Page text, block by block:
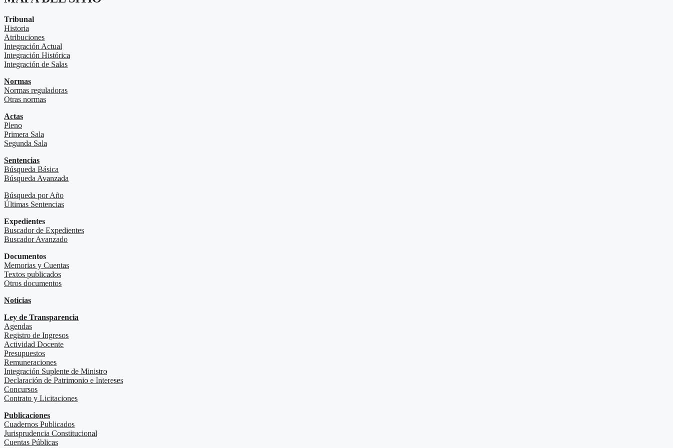
Tribunal
Historia
Atribuciones
Integración Actual
Integración Histórica
Integración de Salas
Normas
Normas reguladoras
Otras normas
Actas
Pleno
Primera Sala
Segunda Sala
Sentencias
Búsqueda Básica
Búsqueda Avanzada
Búsqueda por Año
Últimas Sentencias
Expedientes
Buscador de Expedientes
Buscador Avanzado
Documentos
Memorias y Cuentas
Textos publicados
Otros documentos
Noticias
Ley de Transparencia
Agendas
Registro de Ingresos
Actividad Docente
Presupuestos
Remuneraciones
Integración Suplente de Ministro
Declaración de Patrimonio e Intereses
Concursos
Contrato y Licitaciones
Publicaciones
Cuadernos Publicados
Jurisprudencia Constitucional
Cuentas Públicas